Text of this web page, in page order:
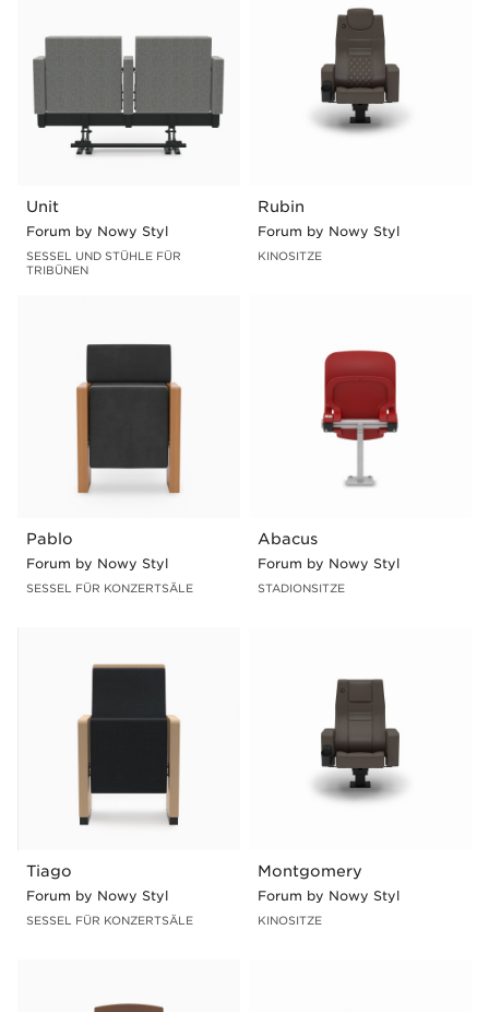
Unit
Forum by Nowy Styl
SESSEL UND STÜHLE FÜR
TRIBÜNEN
Rubin
Forum by Nowy Styl
KINOSITZE
Pablo
Forum by Nowy Styl
SESSEL FÜR KONZERTSÄLE
Abacus
Forum by Nowy Styl
STADIONSITZE
Tiago
Forum by Nowy Styl
SESSEL FÜR KONZERTSÄLE
Montgomery
Forum by Nowy Styl
KINOSITZE